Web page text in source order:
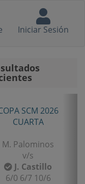
Iniciar Sesión
TORNEO
ANIVERSARIO LA
SENIOR TERCERA
B. Castillo
v/s